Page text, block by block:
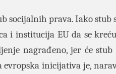
socijalnih prava. Iako stub
i institucija EU da se
nagrađeno, jer će
evropska inicijativa je,